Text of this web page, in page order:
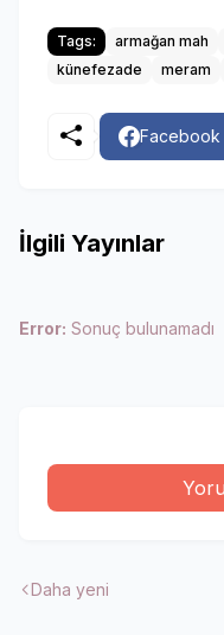
Tags: armağan mah
künefezade
meram
Facebook
İlgili Yayınlar
Error: Sonuç bulunamadı
Daha yeni